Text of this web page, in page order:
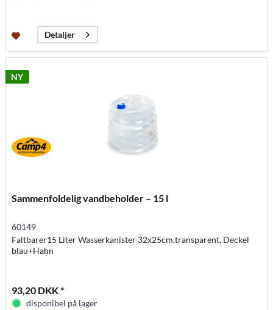
Detaljer
NY
Sammenfoldelig vandbeholder – 15 l
60149
Faltbarer15 Liter Wasserkanister 32x25cm,transparent, Deckel
blau+Hahn
93,20 DKK *
disponibel på lager